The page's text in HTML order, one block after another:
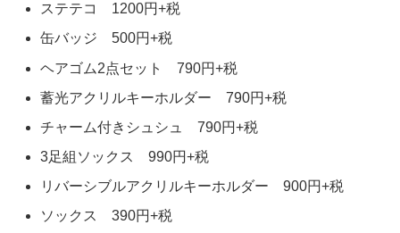
ステテコ 1200円+税
缶バッジ 500円+税
ヘアゴム2点セット 790円+税
蓄光アクリルキーホルダー 790円+税
チャーム付きシュシュ 790円+税
3足組ソックス 990円+税
リバーシブルアクリルキーホルダー 900円+税
ソックス 390円+税